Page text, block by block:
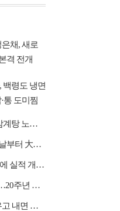
채, 새로
격 전개
백령도 냉면
통 도미찜
'전현무계획4' 인천 전기구이 통닭&삼계탕 노포 맛집 탐방
'우주떡집' 고흥 위치 1호점 개업→첫날부터 大위기
[스톡 브리핑] CJ CGV, 영화시장 회복에 실적 개선…2Q 매출 5939억
YG플러스, 빅뱅 월드투어 팝업 오픈…20주년 응원봉 공개
적재, 소극장 라이브 예고…장치 비우고 내면 채운다